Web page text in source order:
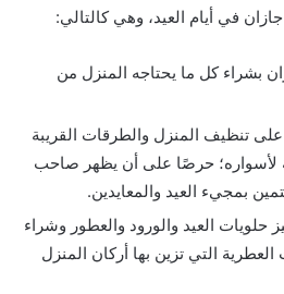
في أيام العيد، وهي كالتالي:
بشراء كل ما يحتاجه المنزل من
تنظيف المنزل والطرقات القريبة
لأسواره؛ حرصًا على أن يظهر صاحب
بمجيء العيد والمعايدين.
حلويات العيد والورود والعطور وشراء
العطرية التي تزين بها أركان المنزل